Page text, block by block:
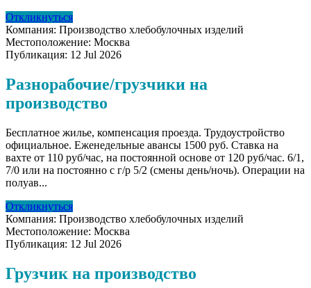
Откликнуться
Компания: Производство хлебобулочных изделий
Местоположение: Москва
Публикация: 12 Jul 2026
Разнорабочие/грузчики на
производство
Бесплатное жилье, компенсация проезда. Трудоустройство
официальное. Еженедельные авансы 1500 руб. Ставка на
вахте от 110 руб/час, на постоянной основе от 120 руб/час. 6/1,
7/0 или на постоянно с г/р 5/2 (смены день/ночь). Операции на
полуав...
Откликнуться
Компания: Производство хлебобулочных изделий
Местоположение: Москва
Публикация: 12 Jul 2026
Грузчик на производство